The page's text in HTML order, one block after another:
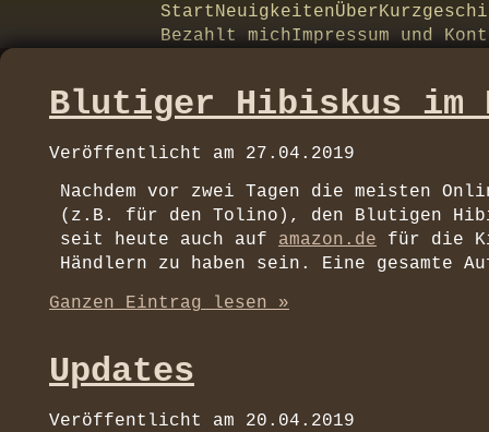
StartNeuigkeitenÜber
Bezahlt michImpressum und
Blutiger Hibiskus im
Veröffentlicht am 27.04.2019
Nachdem vor zwei Tagen die meisten
(z.B. für den Tolino), den Blutigen
seit heute auch auf amazon.de für die
Händlern zu haben sein. Eine
Ganzen Eintrag lesen »
Updates
Veröffentlicht am 20.04.2019